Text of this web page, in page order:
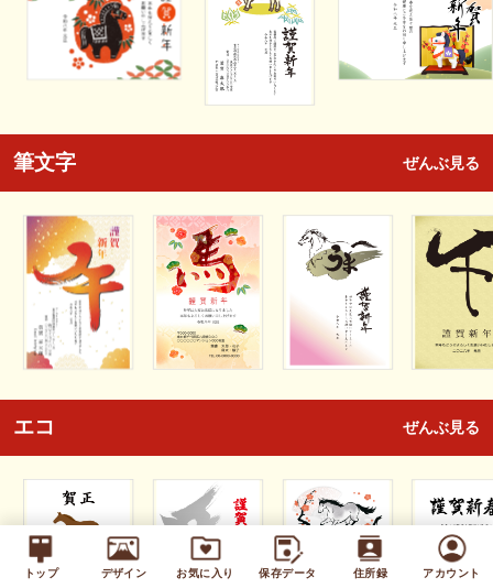
トップ デザイン お気に入り 保存データ 住所録 アカウント
筆文字 ぜんぶ見る
エコ ぜんぶ見る